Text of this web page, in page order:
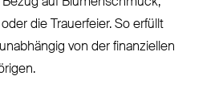
auf Blumenschmuck,
die Trauerfeier. So erfüllt
von der finanziellen